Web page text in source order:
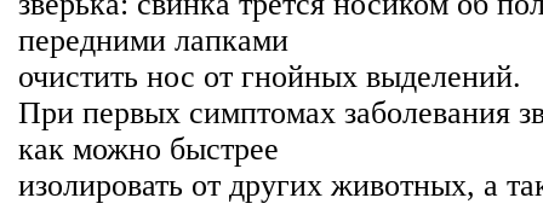
передними лапками
очистить нос от гнойных выделений.
При первых симптомах заболевания
как можно быстрее
изолировать от других животных, а